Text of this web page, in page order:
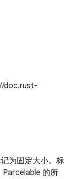
doc.rust-
为固定大小。标
Parcelable 的所